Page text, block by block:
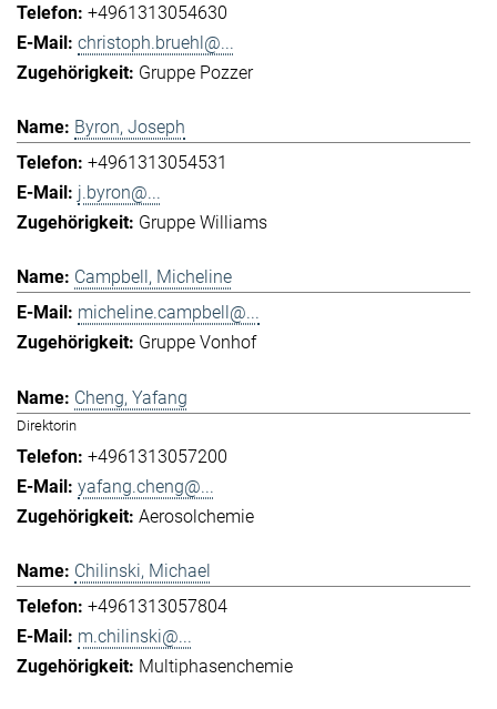
+4961313054630
christoph.bruehl@...
Gruppe Pozzer
Byron, Joseph
+4961313054531
j.byron@...
Gruppe Williams
Campbell, Micheline
micheline.campbell@...
Gruppe Vonhof
Cheng, Yafang
Direktorin
+4961313057200
yafang.cheng@...
Aerosolchemie
Chilinski, Michael
+4961313057804
m.chilinski@...
Multiphasenchemie